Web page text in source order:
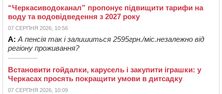
“Черкасиводоканал” пропонує підвищити тарифи на
воду та водовідведення з 2027 року
07 СЕРПНЯ 2026, 10:56
А: А пенсія так і залишиться 2595грн./міс.незалежно від
регіону проживання?
Встановити гойдалки, карусель і закупити іграшки: у
Черкасах просять покращити умови в дитсадку
07 СЕРПНЯ 2026, 10:09